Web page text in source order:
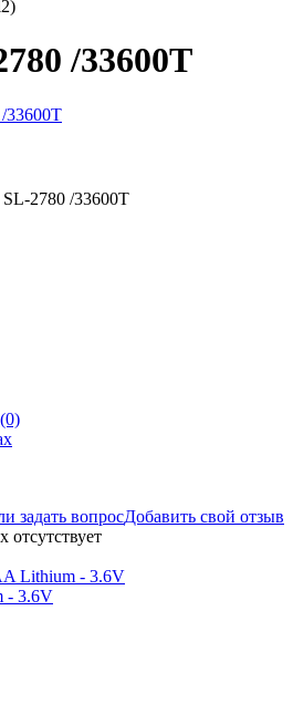
/33600T
SL-2780 /33600T
(0)
задать вопросДобавить свой отзыв
отсутствует
- 3.6V